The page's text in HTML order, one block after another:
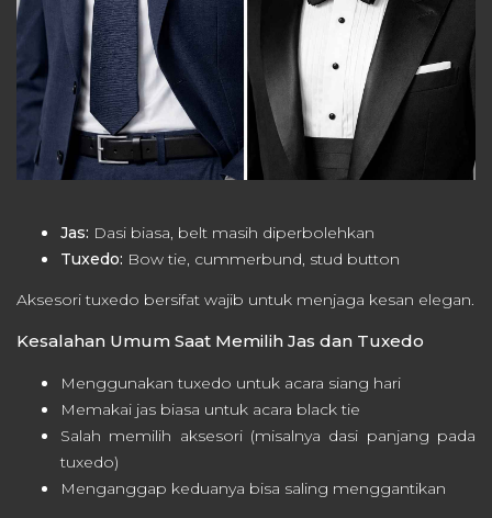
Jas: Dasi biasa, belt masih diperbolehkan
Tuxedo: Bow tie, cummerbund, stud button
Aksesori tuxedo bersifat wajib untuk menjaga kesan elegan.
Kesalahan Umum Saat Memilih Jas dan Tuxedo
Menggunakan tuxedo untuk acara siang hari
Memakai jas biasa untuk acara black tie
Salah memilih aksesori (misalnya dasi panjang pada
tuxedo)
Menganggap keduanya bisa saling menggantikan